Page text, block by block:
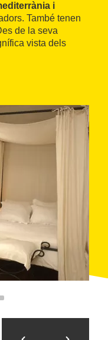
i
També tenen
de la seva
vista dels